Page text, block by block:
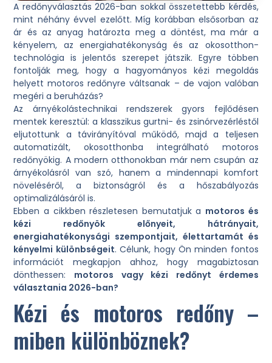
A redőnyválasztás 2026-ban sokkal összetettebb kérdés,
mint néhány évvel ezelőtt. Míg korábban elsősorban az
ár és az anyag határozta meg a döntést, ma már a
kényelem, az energiahatékonyság és az okosotthon-
technológia is jelentős szerepet játszik. Egyre többen
fontolják meg, hogy a hagyományos kézi megoldás
helyett motoros redőnyre váltsanak – de vajon valóban
megéri a beruházás?
Az árnyékolástechnikai rendszerek gyors fejlődésen
mentek keresztül: a klasszikus gurtni- és zsinórvezérléstől
eljutottunk a távirányítóval működő, majd a teljesen
automatizált, okosotthonba integrálható motoros
redőnyökig. A modern otthonokban már nem csupán az
árnyékolásról van szó, hanem a mindennapi komfort
növeléséről, a biztonságról és a hőszabályozás
optimalizálásáról is.
Ebben a cikkben részletesen bemutatjuk a motoros és
kézi redőnyök előnyeit, hátrányait,
energiahatékonysági szempontjait, élettartamát és
kényelmi különbségeit. Célunk, hogy Ön minden fontos
információt megkapjon ahhoz, hogy magabiztosan
dönthessen: motoros vagy kézi redőnyt érdemes
választania 2026-ban?
Kézi és motoros redőny –
miben különböznek?